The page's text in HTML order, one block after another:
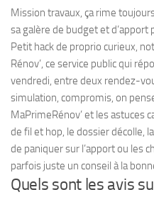
Mission travaux, ça rime
sa galère de budget et d’apport
Petit hack de proprio curieux,
Rénov’, ce service public qui
vendredi, entre deux rendez-
simulation, compromis, on
MaPrimeRénov’ et les astuces
de fil et hop, le dossier décolle,
de paniquer sur l’apport ou les
parfois juste un conseil à la
Quels sont les avis